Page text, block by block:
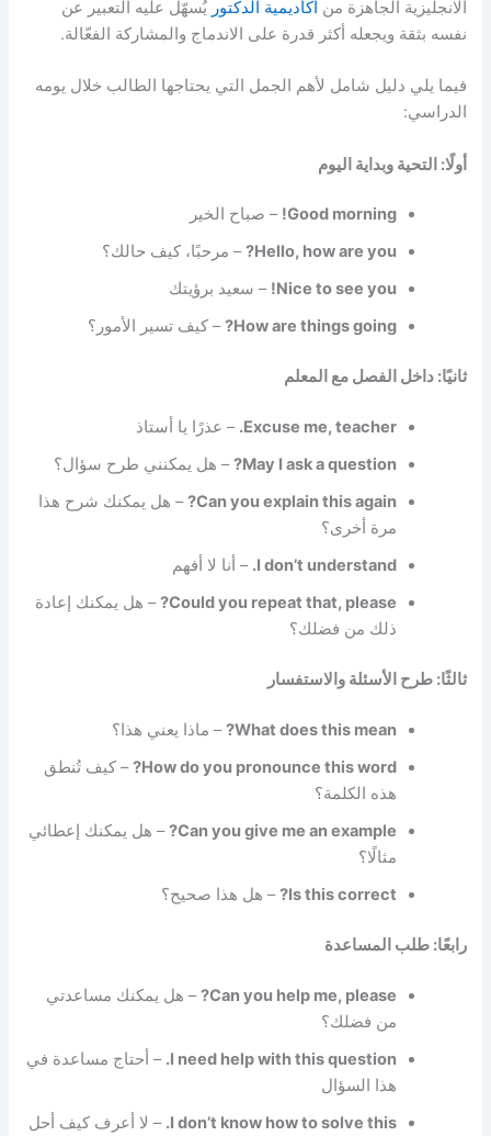
الانجليزية الجاهزة من أكاديمية الدكتور يُسهّل عليه التعبير عن
نفسه بثقة ويجعله أكثر قدرة على الاندماج والمشاركة الفعّالة.
فيما يلي دليل شامل لأهم الجمل التي يحتاجها الطالب خلال يومه
الدراسي:
أولًا: التحية وبداية اليوم
Good morning! – صباح الخير
Hello, how are you? – مرحبًا، كيف حالك؟
Nice to see you! – سعيد برؤيتك
How are things going? – كيف تسير الأمور؟
ثانيًا: داخل الفصل مع المعلم
Excuse me, teacher. – عذرًا يا أستاذ
May I ask a question? – هل يمكنني طرح سؤال؟
Can you explain this again? – هل يمكنك شرح هذا
مرة أخرى؟
I don’t understand. – أنا لا أفهم
Could you repeat that, please? – هل يمكنك إعادة
ذلك من فضلك؟
ثالثًا: طرح الأسئلة والاستفسار
What does this mean? – ماذا يعني هذا؟
How do you pronounce this word? – كيف تُنطق
هذه الكلمة؟
Can you give me an example? – هل يمكنك إعطائي
مثالًا؟
Is this correct? – هل هذا صحيح؟
رابعًا: طلب المساعدة
Can you help me, please? – هل يمكنك مساعدتي
من فضلك؟
I need help with this question. – أحتاج مساعدة في
هذا السؤال
I don’t know how to solve this. – لا أعرف كيف أحل